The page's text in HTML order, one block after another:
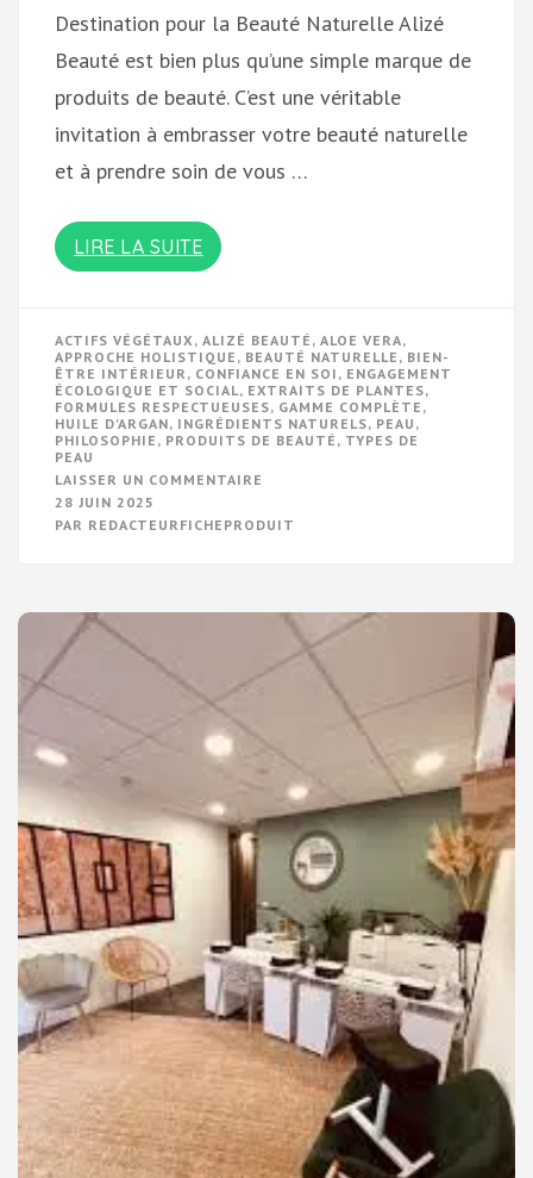
Destination pour la Beauté Naturelle Alizé
Beauté est bien plus qu’une simple marque de
produits de beauté. C’est une véritable
invitation à embrasser votre beauté naturelle
et à prendre soin de vous …
LIRE LA SUITE
ACTIFS VÉGÉTAUX , ALIZÉ BEAUTÉ , ALOE VERA,
APPROCHE HOLISTIQUE , BEAUTÉ NATURELLE , BIEN-
ÊTRE INTÉRIEUR , CONFIANCE EN SOI , ENGAGEMENT
ÉCOLOGIQUE ET SOCIAL, EXTRAITS DE PLANTES,
FORMULES RESPECTUEUSES, GAMME COMPLÈTE ,
HUILE D'ARGAN, INGRÉDIENTS NATURELS, PEAU ,
PHILOSOPHIE , PRODUITS DE BEAUTÉ , TYPES DE
PEAU
LAISSER UN COMMENTAIRE
ENCHANTEUR
28 JUIN 2025
PAR REDACTEURFICHEPRODUIT